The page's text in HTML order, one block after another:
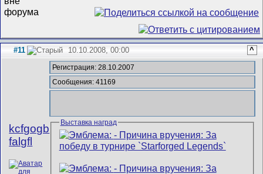
#11 10.10.2008, 00:00 ^
kcfgogb
falgfl
Регистрация: 28.10.2007
Сообщения: 41169
Выставка наград